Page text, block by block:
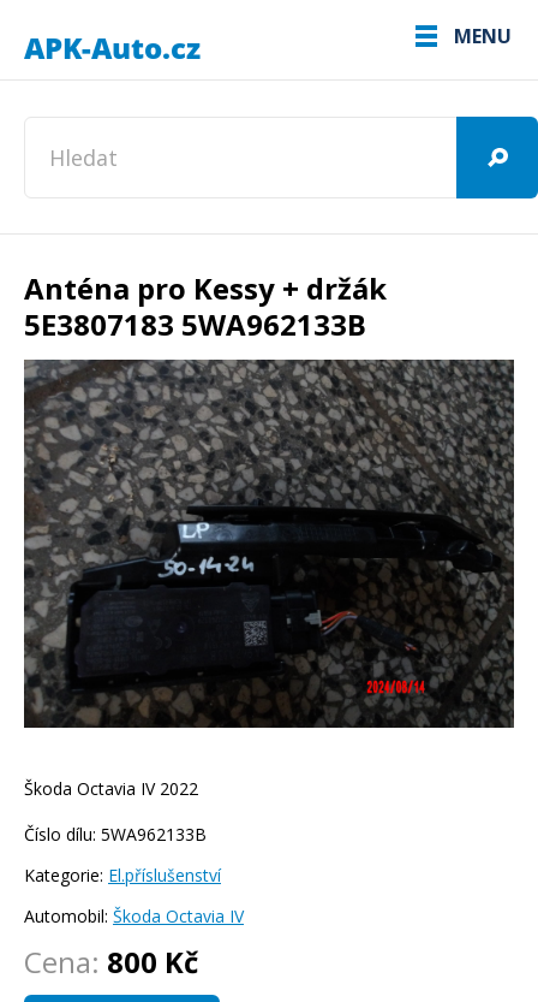
MENU
Anténa pro Kessy + držák
5E3807183 5WA962133B
Škoda Octavia IV 2022
Číslo dílu: 5WA962133B
Kategorie: El.příslušenství
Automobil: Škoda Octavia IV
Cena: 800 Kč